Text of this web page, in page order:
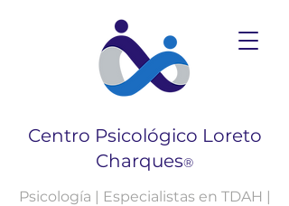
Centro Psicológico Loreto
Charques®
Psicología | Especialistas en TDAH |